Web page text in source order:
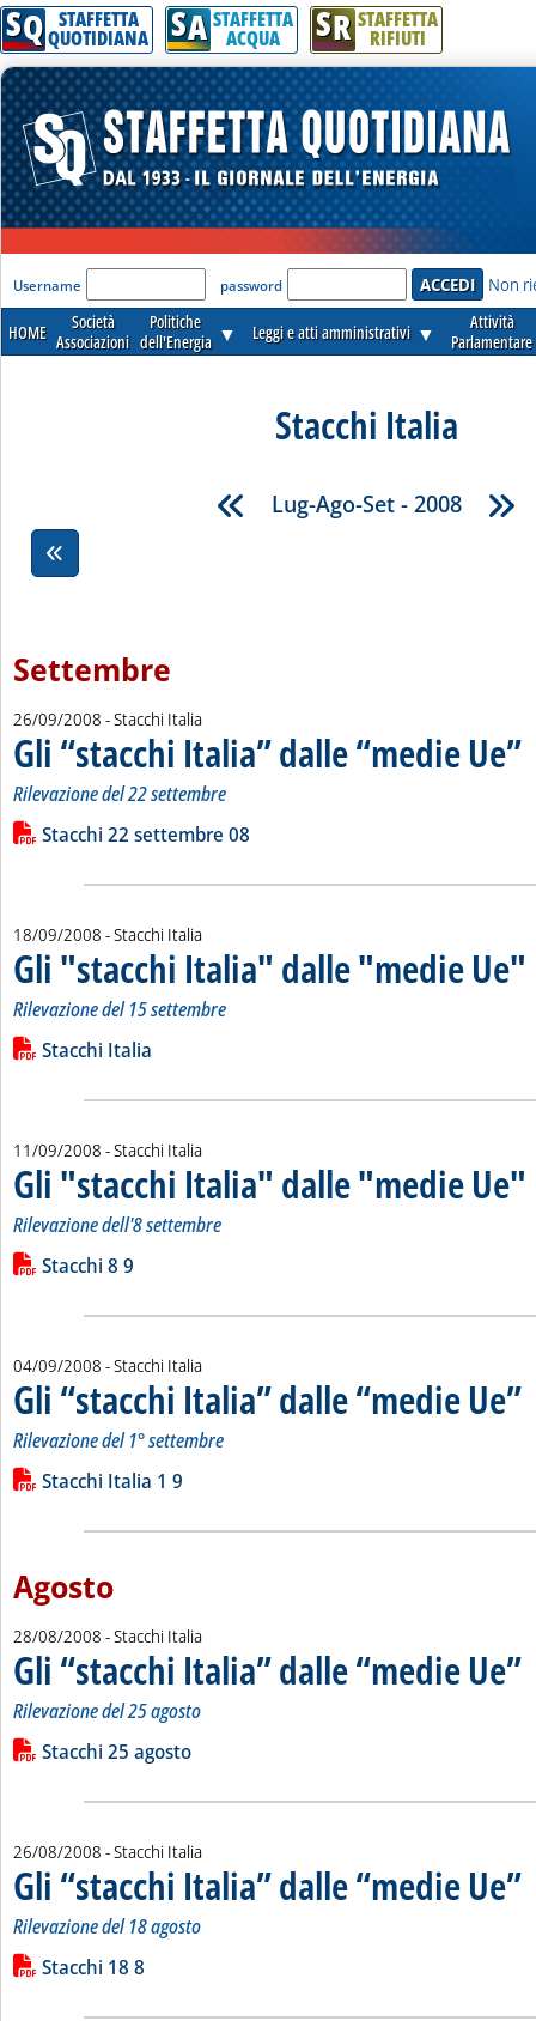
SQ STAFFETTA
QUOTIDIANA SA STAFFETTA
ACQUA SR STAFFETTA
RIFIUTI
'Modulo Login per accedere'
Username password Non
HOME
Società
Associazioni
Politiche
dell'Energia ▼ Leggi e atti amministrativi ▼
Attività
Parlamentare
Stacchi Italia
Lug-Ago-Set - 2008
Settembre
26/09/2008 - Stacchi Italia
Gli “stacchi Italia” dalle “medie Ue”..
Rilevazione del 22 settembre
Leggi tutta la notizia: 'Gli “stacchi Italia” dalle “medie Ue”'
Lista allegati PDF alla notizia
Stacchi 22 settembre 08
18/09/2008 - Stacchi Italia
Gli "stacchi Italia" dalle "medie Ue"
Rilevazione del 15 settembre
Leggi tutta la notizia: 'Gli "stacchi Italia" dalle "medie Ue"'
Lista allegati PDF alla notizia
Stacchi Italia
11/09/2008 - Stacchi Italia
Gli "stacchi Italia" dalle "medie Ue"
Rilevazione dell'8 settembre
Leggi tutta la notizia: 'Gli "stacchi Italia" dalle "medie Ue"'
Lista allegati PDF alla notizia
Stacchi 8 9
04/09/2008 - Stacchi Italia
Gli “stacchi Italia” dalle “medie Ue”..
Rilevazione del 1° settembre
Leggi tutta la notizia: 'Gli “stacchi Italia” dalle “medie Ue”'
Lista allegati PDF alla notizia
Stacchi Italia 1 9
Agosto
28/08/2008 - Stacchi Italia
Gli “stacchi Italia” dalle “medie Ue”..
Rilevazione del 25 agosto
Leggi tutta la notizia: 'Gli “stacchi Italia” dalle “medie Ue”'
Lista allegati PDF alla notizia
Stacchi 25 agosto
26/08/2008 - Stacchi Italia
Gli “stacchi Italia” dalle “medie Ue”..
Rilevazione del 18 agosto
Leggi tutta la notizia: 'Gli “stacchi Italia” dalle “medie Ue”'
Lista allegati PDF alla notizia
Stacchi 18 8